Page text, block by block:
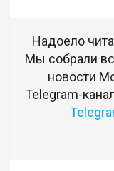
Надоело
Мы собрали
новости
Telegram-